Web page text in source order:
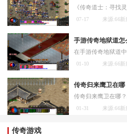
07-17 来源:66新
手游传奇地狱道怎
01-10 来源:66新
传奇归来鹰卫在哪
01-31 来源:66新
传奇游戏